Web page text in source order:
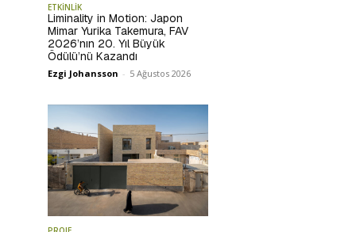
ETKİNLİK
Liminality in Motion: Japon
Mimar Yurika Takemura, FAV
2026’nın 20. Yıl Büyük
Ödülü’nü Kazandı
Ezgi Johansson - 5 Ağustos 2026